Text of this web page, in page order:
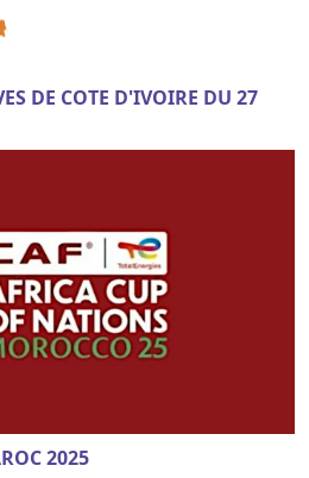
DE COTE D'IVOIRE DU 27
2025